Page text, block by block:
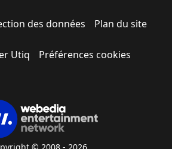
des données Plan du site
Utiq Préférences cookies